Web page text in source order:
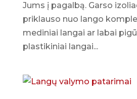
Jums į pagalbą. Garso
priklauso nuo lango
mediniai langai ar labai
plastikiniai langai...